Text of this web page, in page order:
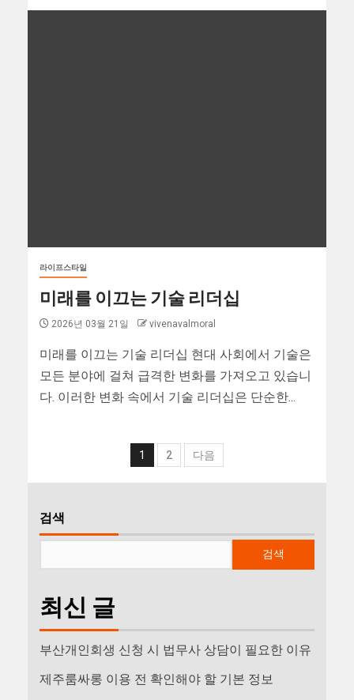
라이프스타일
미래를 이끄는 기술 리더십
2026년 03월 21일 vivenavalmoral
미래를 이끄는 기술 리더십 현대 사회에서 기술은
모든 분야에 걸쳐 급격한 변화를 가져오고 있습니
다. 이러한 변화 속에서 기술 리더십은 단순한...
1 2 다음
검색
검색
최신 글
부산개인회생 신청 시 법무사 상담이 필요한 이유
제주룸싸롱 이용 전 확인해야 할 기본 정보